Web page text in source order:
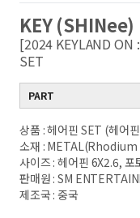
KEY (SHINee)
[2024 KEYLAND
SET
PART
상품 : 헤어핀 SET (헤어
소재 :
사이즈 : 헤어핀 6X2.6,
판매원 : SM
제조국 : 중국